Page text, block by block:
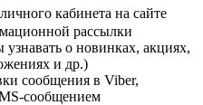
кабинета на сайте
рассылки
о новинках, акциях,
и др.)
сообщения в Viber,
сообщением